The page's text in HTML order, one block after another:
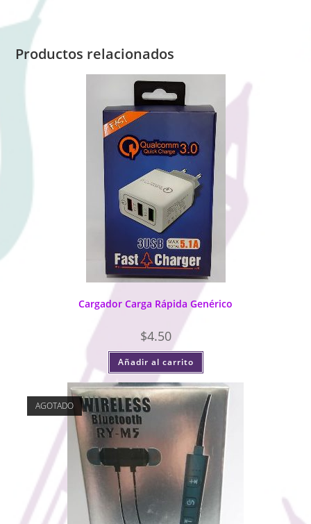
Productos relacionados
Cargador Carga Rápida Genérico
$4.50
Añadir al carrito
AGOTADO